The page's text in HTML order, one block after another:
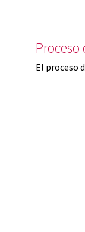
El proceso